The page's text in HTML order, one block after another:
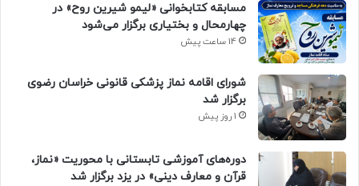
مسابقه کتابخوانی «لیمو شیرین روح» در
چهارمحال و بختیاری برگزار می‌شود
14 ساعت پیش
شورای اقامه نماز پزشکی قانونی خراسان رضوی
برگزار شد
1 روز پیش
دوره‌های آموزشی تابستانی با محوریت «نماز،
قرآن و معارف دینی» در یزد برگزار شد